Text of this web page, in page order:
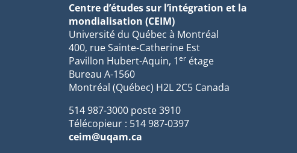
Centre d’études sur l’intégration et la
mondialisation (CEIM)
Université du Québec à Montréal
400, rue Sainte-Catherine Est
Pavillon Hubert-Aquin, 1er étage
Bureau A-1560
Montréal (Québec) H2L 2C5 Canada
514 987-3000 poste 3910
Télécopieur : 514 987-0397
ceim@uqam.ca